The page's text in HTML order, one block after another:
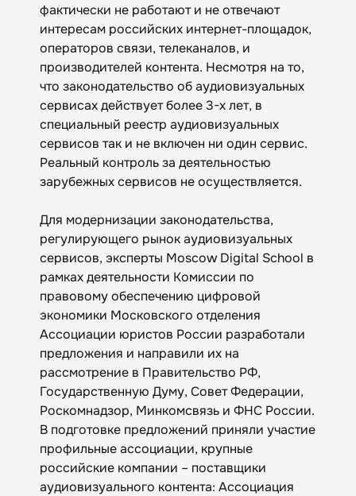
фактически не работают и не отвечают
интересам российских интернет-площадок,
операторов связи, телеканалов, и
производителей контента. Несмотря на то,
что законодательство об аудиовизуальных
сервисах действует более 3-х лет, в
специальный реестр аудиовизуальных
сервисов так и не включен ни один сервис.
Реальный контроль за деятельностью
зарубежных сервисов не осуществляется.
Для модернизации законодательства,
регулирующего рынок аудиовизуальных
сервисов, эксперты Moscow Digital School в
рамках деятельности Комиссии по
правовому обеспечению цифровой
экономики Московского отделения
Ассоциации юристов России разработали
предложения и направили их на
рассмотрение в Правительство РФ,
Государственную Думу, Совет Федерации,
Роскомнадзор, Минкомсвязь и ФНС России.
В подготовке предложений приняли участие
профильные ассоциации, крупные
российские компании – поставщики
аудиовизуального контента: Ассоциация